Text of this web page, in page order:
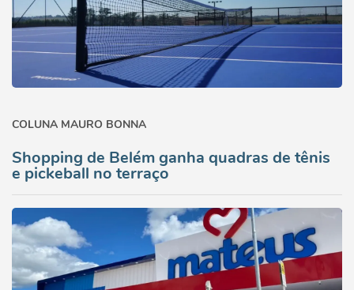
COLUNA MAURO BONNA
Shopping de Belém ganha quadras de tênis
e pickeball no terraço